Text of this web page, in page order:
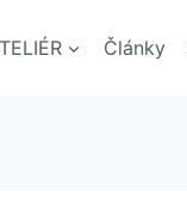
Články